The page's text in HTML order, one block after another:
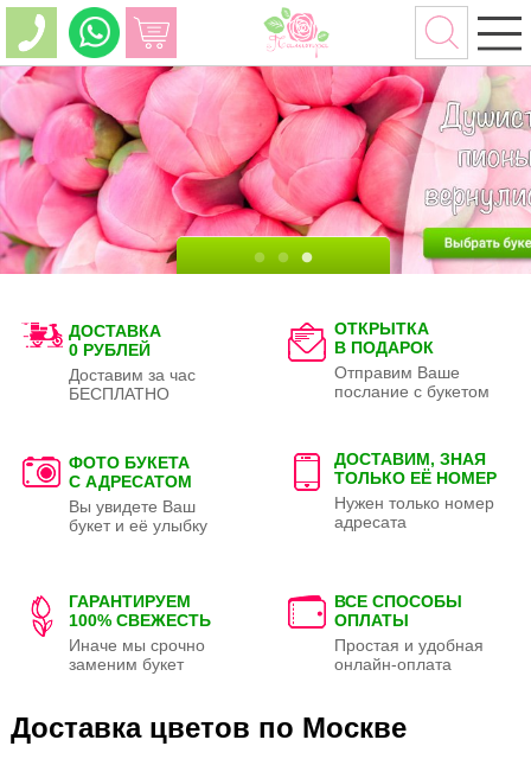
ДОСТАВКА
0 РУБЛЕЙ
Доставим за час
БЕСПЛАТНО
ОТКРЫТКА
В ПОДАРОК
Отправим Ваше
послание с букетом
ФОТО БУКЕТА
С АДРЕСАТОМ
Вы увидете Ваш
букет и её улыбку
ДОСТАВИМ, ЗНАЯ
ТОЛЬКО ЕЁ НОМЕР
Нужен только номер
адресата
ГАРАНТИРУЕМ
100% СВЕЖЕСТЬ
Иначе мы срочно
заменим букет
ВСЕ СПОСОБЫ
ОПЛАТЫ
Простая и удобная
онлайн-оплата
Доставка цветов по Москве